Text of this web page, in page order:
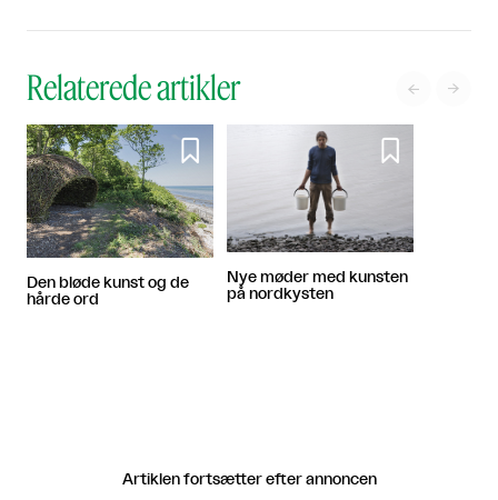
Relaterede artikler  

Den bløde kunst og de
hårde ord

Nye møder med kunsten
på nordkysten
Artiklen fortsætter efter annoncen